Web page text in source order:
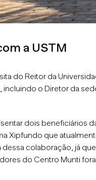
a USTM
do Reitor da
o Diretor da
dois beneficiários
Xipfundo que
colaboração, já
do Centro Munti